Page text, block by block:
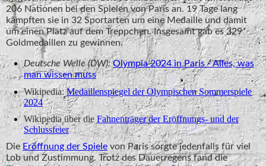
206 Nationen bei den Spielen von Paris an. 19 Tage lang
kämpften sie in 32 Sportarten um eine Medaille und damit
um einen Platz auf dem Treppchen. Insgesamt gab es 329
Goldmedaillen zu gewinnen.
Deutsche Welle (DW):Olympia 2024 in Paris - Alles, was
man wissen muss
Wikipedia:Medaillenspiegel der Olympischen Sommerspiele
2024
Wikipedia über die Fahnenträger der Eröffnungs- und der
Schlussfeier
Die Eröffnung der Spiele von Paris sorgte jedenfalls für viel
Lob und Zustimmung. Trotz des Dauerregens fand die